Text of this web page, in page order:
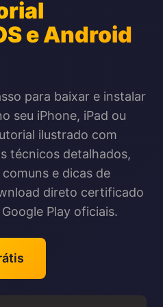
e Android
para baixar e instalar
seu iPhone, iPad ou
ilustrado com
técnicos detalhados,
e dicas de
direto certificado
Play oficiais.